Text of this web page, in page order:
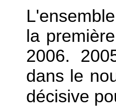
la
2006.
dans le
décisive